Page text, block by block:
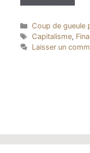
Catégories
Coup de gueule
Étiquettes
Capitalisme,
Laisser un